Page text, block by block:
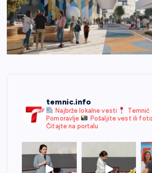
temnic.info
Najbrže lokalne vesti
Temnić
Pomoravlje
Pošaljite vest ili
Čitajte na portalu